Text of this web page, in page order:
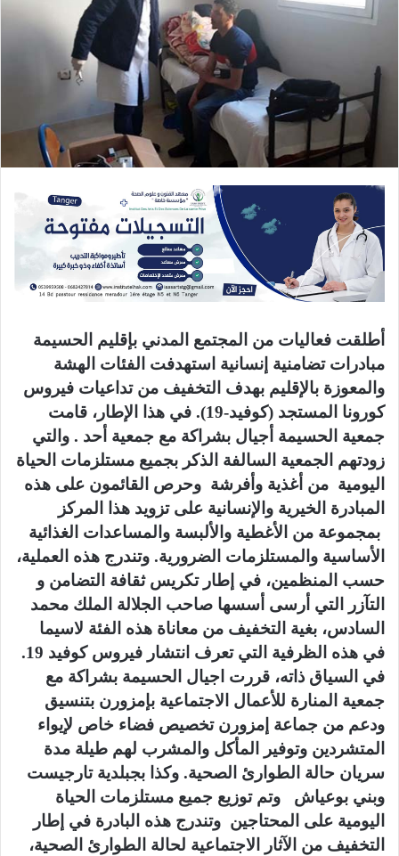
أطلقت فعاليات من المجتمع المدني بإقليم الحسيمة
مبادرات تضامنية إنسانية استهدفت الفئات الهشة
والمعوزة بالإقليم بهدف التخفيف من تداعيات فيروس
كورونا المستجد (كوفيد-19). في هذا الإطار، قامت
جمعية الحسيمة أجيال بشراكة مع جمعية أحد . والتي
زودتهم الجمعية السالفة الذكر بجميع مستلزمات الحياة
اليومية من أغذية وأفرشة وحرص القائمون على هذه
المبادرة الخيرية والإنسانية على تزويد هذا المركز
بمجموعة من الأغطية والألبسة والمساعدات الغذائية
الأساسية والمستلزمات الضرورية. وتندرج هذه العملية،
حسب المنظمين، في إطار تكريس ثقافة التضامن و
التآزر التي أرسى أسسها صاحب الجلالة الملك محمد
السادس، بغية التخفيف من معاناة هذه الفئة لاسيما
في هذه الظرفية التي تعرف انتشار فيروس كوفيد 19.
في السياق ذاته، قررت اجيال الحسيمة بشراكة مع
جمعية المنارة للأعمال الاجتماعية بإمزورن بتنسيق
ودعم من جماعة إمزورن تخصيص فضاء خاص لإيواء
المتشردين وتوفير المأكل والمشرب لهم طيلة مدة
سريان حالة الطوارئ الصحية. وكذا بجبلدية تارجيست
وبني بوعياش وتم توزيع جميع مستلزمات الحياة
اليومية على المحتاجين وتندرج هذه البادرة في إطار
التخفيف من الآثار الاجتماعية لحالة الطوارئ الصحية،